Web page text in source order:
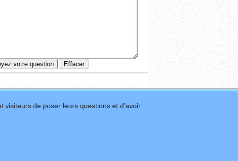
de poser leurs questions et d’avoir